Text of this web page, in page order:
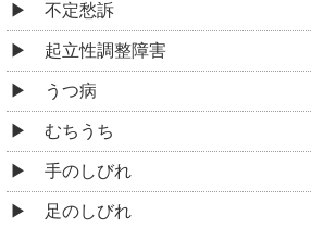
不定愁訴
起立性調整障害
うつ病
むちうち
手のしびれ
足のしびれ